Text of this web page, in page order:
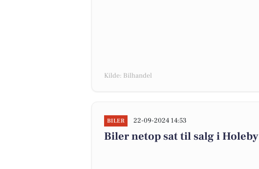
Kilde: Bilhandel
BILER 22-09-2024 14:53
Biler netop sat til salg i Holeby